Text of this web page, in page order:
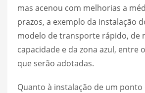
mas acenou com melhorias a
prazos, a exemplo da instalação
modelo de transporte rápido, de
capacidade e da zona azul, entre
que serão adotadas.
Quanto à instalação de um